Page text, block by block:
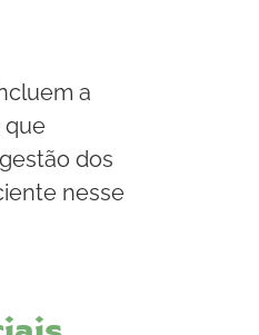
a
que
dos
nesse